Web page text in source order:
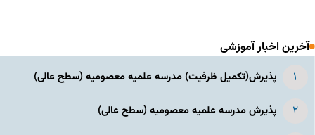
آخرین اخبار آموزشی
پذیرش(تکمیل ظرفیت) مدرسه علمیه معصومیه‌ (سطح عالی)
پذیرش مدرسه علمیه معصومیه‌ (سطح عالی)